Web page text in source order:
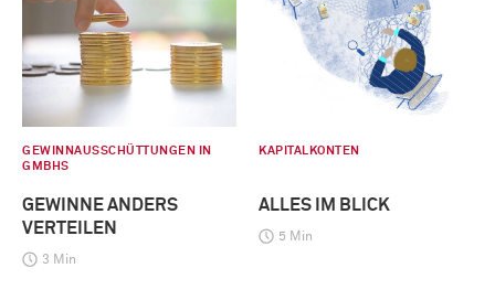
GEWINNAUSSCHÜTTUNGEN IN
GMBHS
GEWINNE ANDERS
VERTEILEN
3 Min
KAPITALKONTEN
ALLES IM BLICK
5 Min